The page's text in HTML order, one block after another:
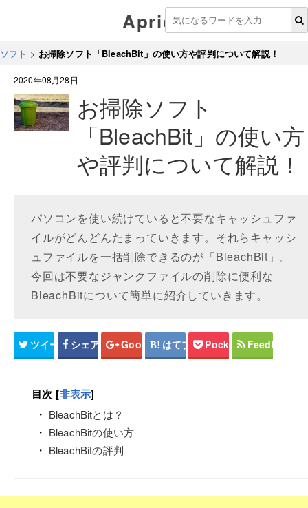
Aprico
ソフト > お掃除ソフト「BleachBit」の使い方や評判について解説！
2020年08月28日
お掃除ソフト
「BleachBit」の使い方
や評判について解説！
パソコンを使い続けていると不要なキャッシュファ
イルがどんどんたまっていきます。それらキャッシ
ュファイルを一括削除できるのが「BleachBit」。
今回は不要なジャンクファイルの削除に便利な
BleachBitについて簡単に紹介していきます。
ツイート シェア Google+ はてブ Pocket Feedly
目次 [非表示]
BleachBitとは？
BleachBitの使い方
BleachBitの評判